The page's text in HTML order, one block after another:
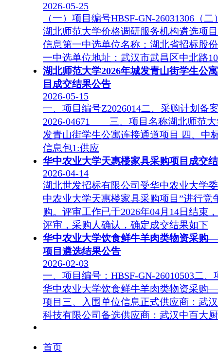
2026-05-25
（一）项目编号HBSF-GN-26031306（
湖北师范大学价格调研服务机构遴选项
信息第一中选单位名称：湖北省招标股
一中选单位地址：武汉市武昌区中北路
湖北师范大学2026年城发青山街学生公
目成交结果公告
2026-05-15
一、项目编号Z2026014二、采购计划备
2026-04671 三、项目名称湖北师范大
发青山街学生公寓连接通道项目 四、中
信息包1:供应
华中农业大学天惠楼家具采购项目成交
2026-04-14
湖北世发招标有限公司受华中农业大学
中农业大学天惠楼家具采购项目”进行竞
购。评审工作已于2026年04月14日结束
评审，采购人确认，确定成交结果如下
华中农业大学饮食鲜牛羊肉类物资采购
项目遴选结果公告
2026-02-03
一、项目编号：HBSF-GN-26010503二
华中农业大学饮食鲜牛羊肉类物资采购
项目三、入围单位信息正式供应商：武
科技有限公司备选供应商：武汉中百大
首页